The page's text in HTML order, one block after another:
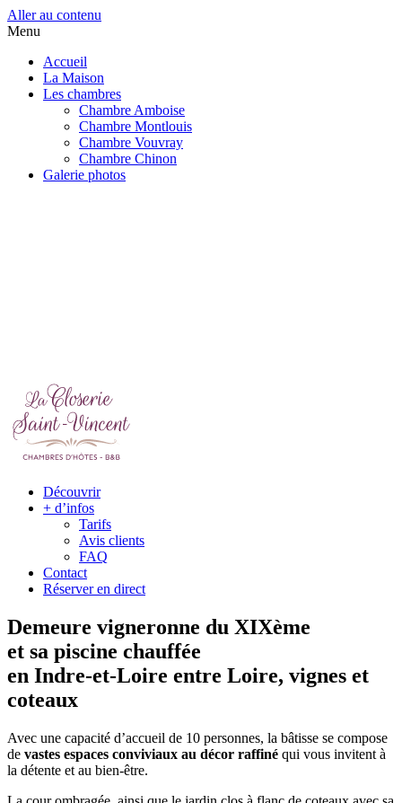
Aller au contenu
Menu
Accueil
La Maison
Les chambres
Chambre Amboise
Chambre Montlouis
Chambre Vouvray
Chambre Chinon
Galerie photos
Découvrir
+ d’infos
Tarifs
Avis clients
FAQ
Contact
Réserver en direct
Demeure vigneronne du XIXème
et sa piscine chauffée
en Indre-et-Loire entre Loire, vignes et
coteaux
Avec une capacité d’accueil de 10 personnes, la bâtisse se compose
de vastes espaces conviviaux au décor raffiné qui vous invitent à
la détente et au bien-être.